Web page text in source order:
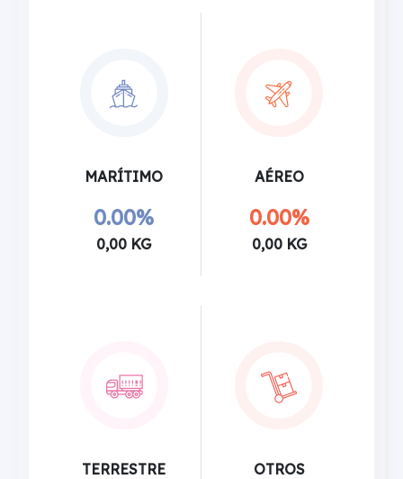
MARÍTIMO
0.00%
0,00 KG
AÉREO
0.00%
0,00 KG
TERRESTRE OTROS